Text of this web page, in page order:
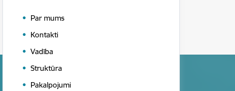
Par mums
Kontakti
Vadība
Struktūra
Pakalpojumi